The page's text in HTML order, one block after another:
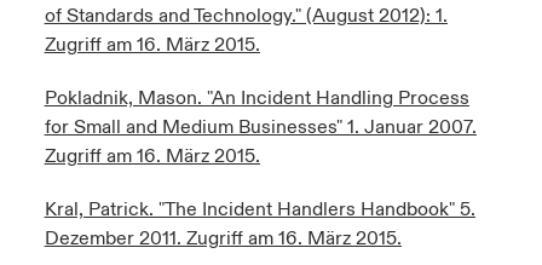
of Standards and Technology." (August 2012): 1.
Zugriff am 16. März 2015.
Pokladnik, Mason. "An Incident Handling Process
for Small and Medium Businesses" 1. Januar 2007.
Zugriff am 16. März 2015.
Kral, Patrick. "The Incident Handlers Handbook" 5.
Dezember 2011. Zugriff am 16. März 2015.